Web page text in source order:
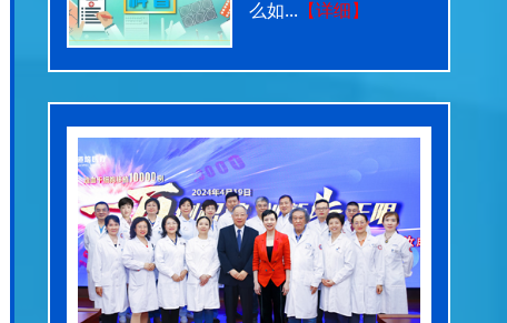
么如... 【详细】